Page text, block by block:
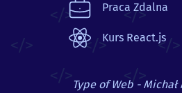
Praca Zdalna
Kurs React.js
Type of Web - Michał